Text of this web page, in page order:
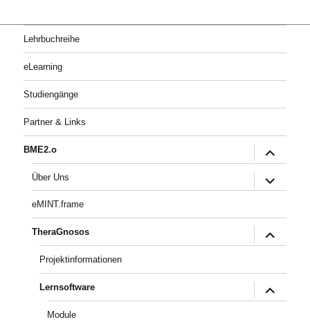
Lehrbuchreihe
eLearning
Studiengänge
Partner & Links
BME2.o
Untermenü
öffnen
Über Uns
Untermenü
öffnen
eMINT.frame
TheraGnosos
Untermenü
öffnen
Projektinformationen
Lernsoftware
Untermenü
öffnen
Module